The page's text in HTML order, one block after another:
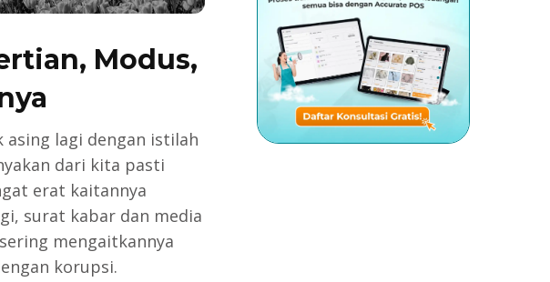
Modus,
lagi dengan istilah
dari kita pasti
erat kaitannya
surat kabar dan media
mengaitkannya
korupsi.